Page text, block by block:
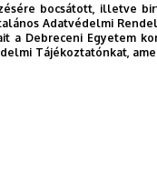
MÁJUS 09.
bocsátott, illetve
Adatvédelmi
a Debreceni
Tájékoztatónkat,